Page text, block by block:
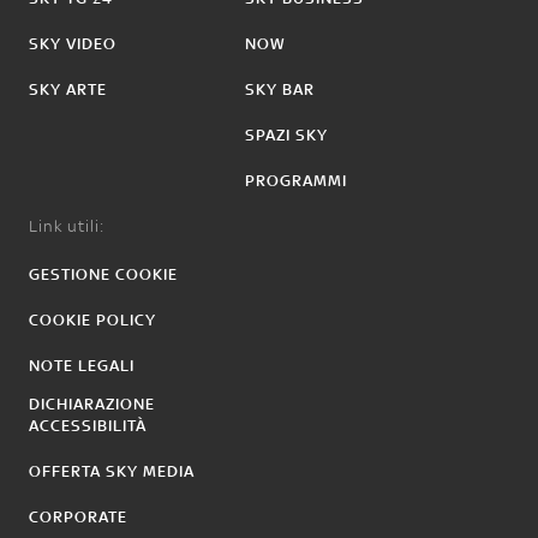
SKY VIDEO
SKY ARTE
NOW
SKY BAR
SPAZI SKY
PROGRAMMI
Link utili:
GESTIONE COOKIE
COOKIE POLICY
NOTE LEGALI
DICHIARAZIONE
ACCESSIBILITÀ
OFFERTA SKY MEDIA
CORPORATE